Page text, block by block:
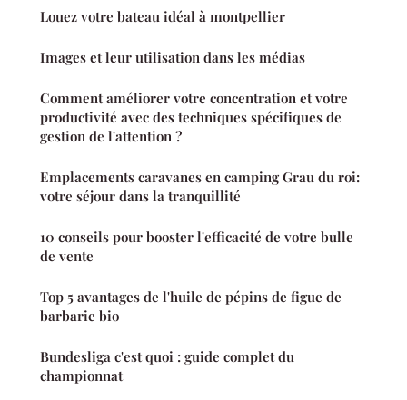
Louez votre bateau idéal à montpellier
Images et leur utilisation dans les médias
Comment améliorer votre concentration et votre
productivité avec des techniques spécifiques de
gestion de l'attention ?
Emplacements caravanes en camping Grau du roi:
votre séjour dans la tranquillité
10 conseils pour booster l'efficacité de votre bulle
de vente
Top 5 avantages de l'huile de pépins de figue de
barbarie bio
Bundesliga c'est quoi : guide complet du
championnat